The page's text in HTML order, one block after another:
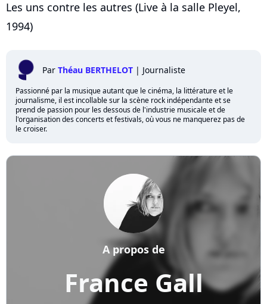
Les uns contre les autres (Live à la salle Pleyel,
1994)
Par Théau BERTHELOT | Journaliste
Passionné par la musique autant que le cinéma, la littérature et le
journalisme, il est incollable sur la scène rock indépendante et se
prend de passion pour les dessous de l'industrie musicale et de
l'organisation des concerts et festivals, où vous ne manquerez pas de
le croiser.
France Gall
A propos de